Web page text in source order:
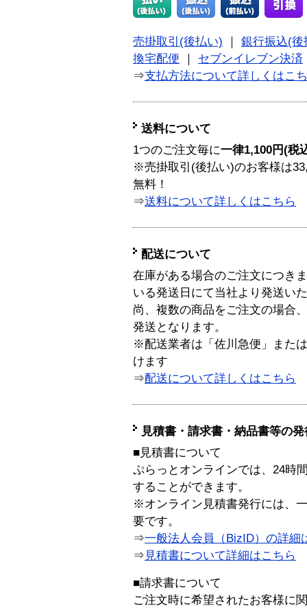
売掛取引(後払い)
銀行振込(後
換宅配便
セブンイレブン決済
⇒支払方法について詳しくはこ
送料について
1つのご注文毎に一律1,100円(税
※売掛取引(後払い)のお客様は
無料！
⇒送料について詳しくはこちら
配送について
在庫がある場合のご注文につき
いる発送日にて当社より発送い
尚、複数の商品をご注文の場合
発送となります。
※配送業者は「佐川急便」また
けます
⇒配送について詳しくはこちら
見積書・請求書・納品書等の
■見積書について
ぷらっとオンラインでは、24時
することができます。
※オンライン見積書発行には、
要です。
⇒一般法人会員（BizID）の詳細
⇒ 見積書について詳細はこちら
■請求書について
ご注文時に希望されたお客様に